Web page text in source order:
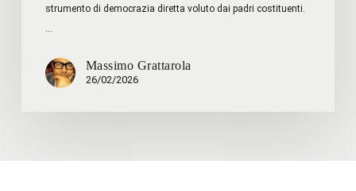
strumento di democrazia diretta voluto dai padri costituenti.
…
Massimo Grattarola
26/02/2026